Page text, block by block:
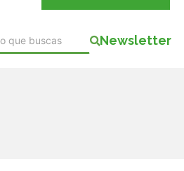
Newsletter